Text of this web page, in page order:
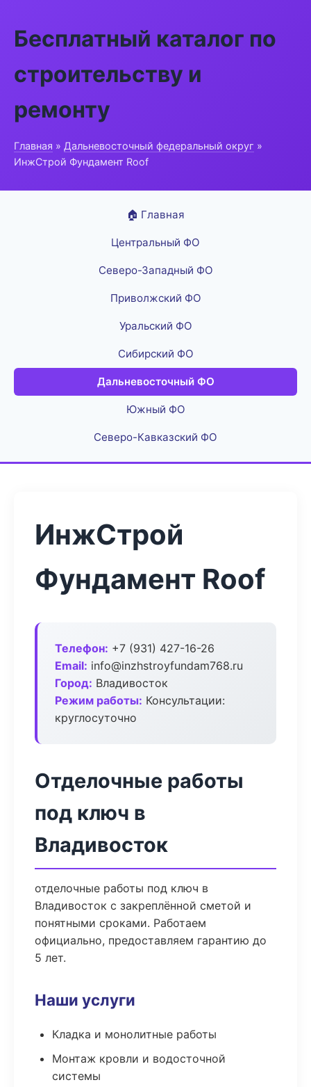
Бесплатный каталог по
строительству и
ремонту
Главная » Дальневосточный федеральный округ »
ИнжСтрой Фундамент Roof
🏠 Главная
Центральный ФО
Северо-Западный ФО
Приволжский ФО
Уральский ФО
Сибирский ФО
Дальневосточный ФО
Южный ФО
Северо-Кавказский ФО
ИнжСтрой
Фундамент Roof
Телефон: +7 (931) 427-16-26
Email: info@inzhstroyfundam768.ru
Город: Владивосток
Режим работы: Консультации:
круглосуточно
Отделочные работы
под ключ в
Владивосток
отделочные работы под ключ в
Владивосток с закреплённой сметой и
понятными сроками. Работаем
официально, предоставляем гарантию до
5 лет.
Наши услуги
Кладка и монолитные работы
Монтаж кровли и водосточной
системы